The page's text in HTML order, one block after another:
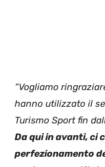
“Vogliamo
hanno utilizzato il
Turismo Sport fin
Da qui in avanti, ci
perfezionamento